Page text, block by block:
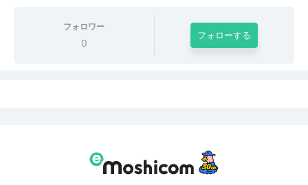
フォロワー
0
フォローする